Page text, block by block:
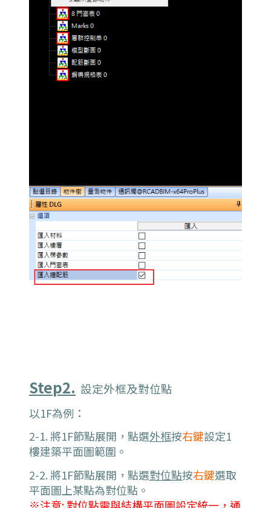
Step2. 設定外框及對位點
以1F為例：
2-1. 將1F節點展開，點選外框按右鍵設定1
樓建築平面圖範圍。
2-2. 將1F節點展開，點選對位點按右鍵選取
平面圖上某點為對位點。
※注意: 對位點需與結構平面圖設定統一，通